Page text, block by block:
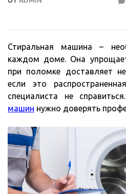
Стиральная машина –
каждом доме. Она
при поломке доставляет
если это
специалиста не
машин нужно доверять